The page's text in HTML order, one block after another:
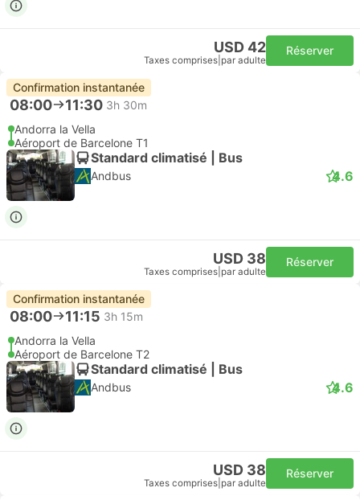
USD 42
Taxes comprises par adulte
Réserver
Confirmation instantanée
08:00 11:30 3h 30m
Andorra la Vella
Aéroport de Barcelone T1
Standard climatisé | Bus
Andbus 4.6
USD 38
Taxes comprises par adulte
Réserver
Confirmation instantanée
08:00 11:15 3h 15m
Andorra la Vella
Aéroport de Barcelone T2
Standard climatisé | Bus
Andbus 4.6
USD 38
Taxes comprises par adulte
Réserver